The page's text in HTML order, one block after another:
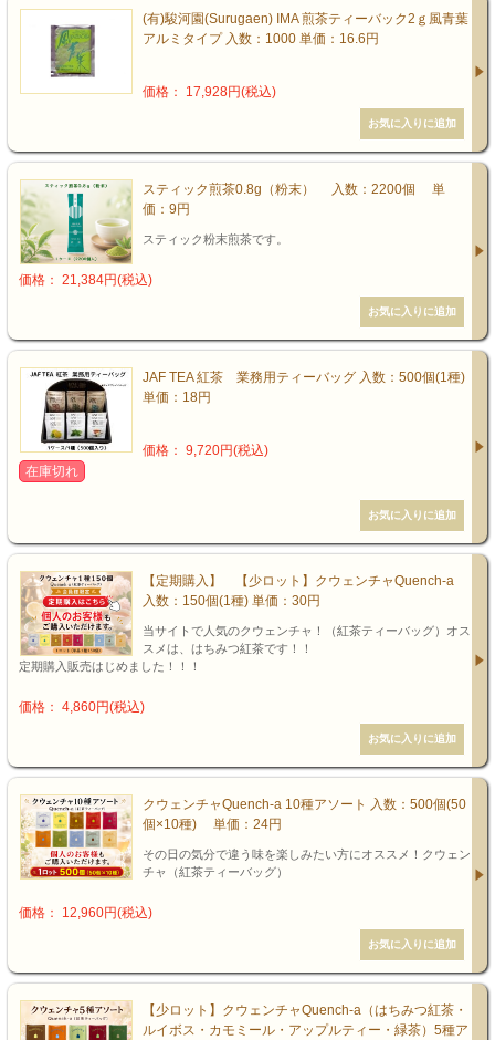
(有)駿河園(Surugaen) IMA 煎茶ティーバック2ｇ風青葉
アルミタイプ 入数：1000 単価：16.6円
価格： 17,928円(税込)
スティック煎茶0.8g（粉末） 入数：2200個 単
価：9円
スティック粉末煎茶です。
価格： 21,384円(税込)
JAF TEA 紅茶 業務用ティーバッグ 入数：500個(1種)
単価：18円
価格： 9,720円(税込)
在庫切れ
【定期購入】 【少ロット】クウェンチャQuench-a
入数：150個(1種) 単価：30円
当サイトで人気のクウェンチャ！（紅茶ティーバッグ）オス
スメは、はちみつ紅茶です！！
定期購入販売はじめました！！！
価格： 4,860円(税込)
クウェンチャQuench-a 10種アソート 入数：500個(50
個×10種) 単価：24円
その日の気分で違う味を楽しみたい方にオススメ！クウェン
チャ（紅茶ティーバッグ）
価格： 12,960円(税込)
【少ロット】クウェンチャQuench-a（はちみつ紅茶・
ルイボス・カモミール・アップルティー・緑茶）5種ア